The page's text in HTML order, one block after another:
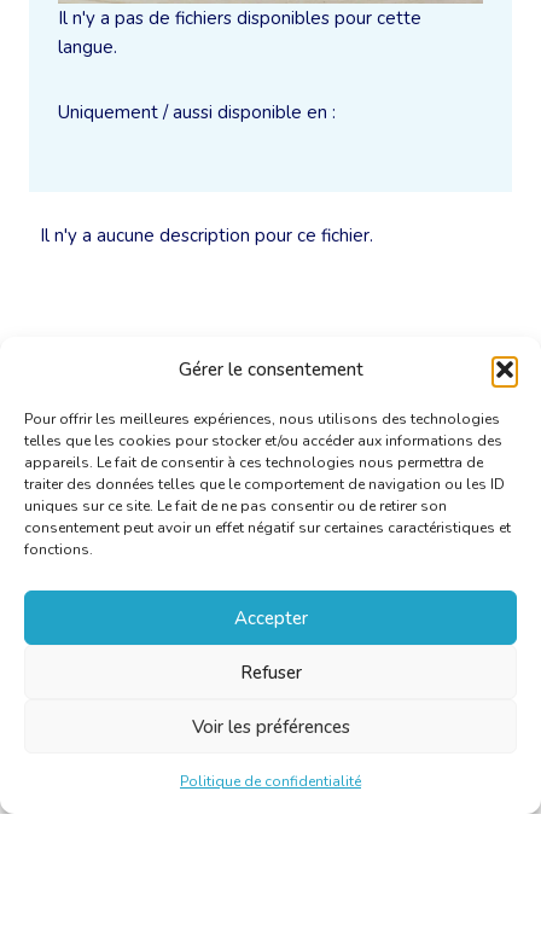
Gérer le consentement
Pour offrir les meilleures expériences, nous utilisons des technologies
telles que les cookies pour stocker et/ou accéder aux informations des
appareils. Le fait de consentir à ces technologies nous permettra de
traiter des données telles que le comportement de navigation ou les ID
uniques sur ce site. Le fait de ne pas consentir ou de retirer son
consentement peut avoir un effet négatif sur certaines caractéristiques et
fonctions.
Accepter
Refuser
Voir les préférences
Politique de confidentialité
Il n'y a aucune description pour ce fichier.
Il n'y a pas de fichiers disponibles pour cette
langue.
Uniquement / aussi disponible en :